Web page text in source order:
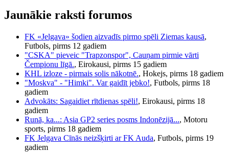
Jaunākie raksti forumos
FK «Jelgava» šodien aizvadīs pirmo spēli Ziemas kausā,
Futbols, pirms 12 gadiem
"CSKA" pieveic "Trapzonspor", Cauņam pirmie vārti
Čempionu līgā., Eirokausi, pirms 15 gadiem
KHL izloze - pirmais solis nākotnē., Hokejs, pirms 18 gadiem
"Moskva" - "Himki". Var gaidīt jebko!, Futbols, pirms 18
gadiem
Advokāts: Sagaidiet rītdienas spēli!, Eirokausi, pirms 18
gadiem
Runā, ka...: Asia GP2 series posms Indonēzijā..., Motoru
sports, pirms 18 gadiem
FK Jelgava Cīnās neizšķirti ar FK Auda, Futbols, pirms 19
gadiem